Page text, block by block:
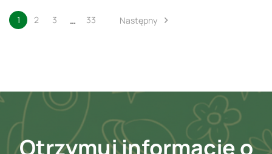
1 2 3 … 33 Następny 
Otrzymuj informację o